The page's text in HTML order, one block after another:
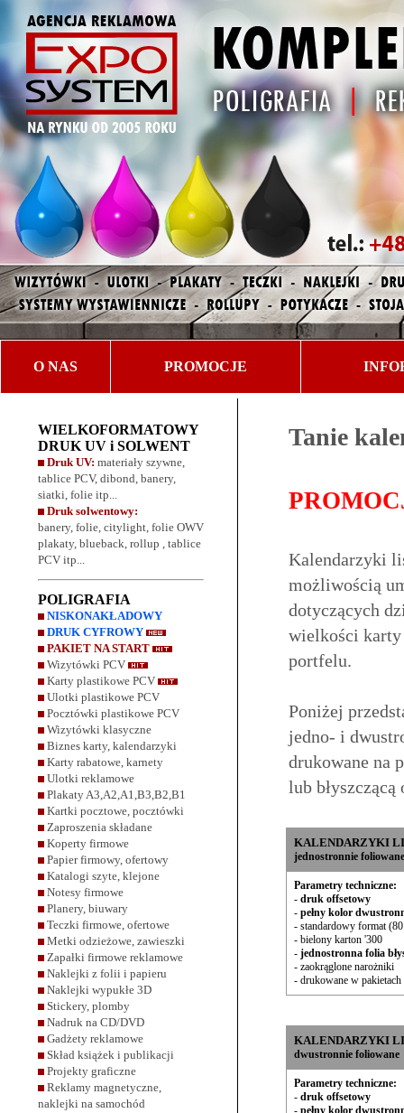
O NAS PROMOCJE
WIELKOFORMATOWY
DRUK UV i SOLWENT
Druk UV: materiały szywne,
tablice PCV, dibond, banery,
siatki, folie itp...
Druk solwentowy:
banery, folie, citylight, folie OWV
plakaty, blueback, rollup , tablice
PCV itp...
POLIGRAFIA
NISKONAKŁADOWY
DRUK CYFROWY
PAKIET NA START
Wizytówki PCV
Karty plastikowe PCV
Ulotki plastikowe PCV
Pocztówki plastikowe PCV
Wizytówki klasyczne
Biznes karty, kalendarzyki
Karty rabatowe, karnety
Ulotki reklamowe
Plakaty A3,A2,A1,B3,B2,B1
Kartki pocztowe, pocztówki
Zaproszenia składane
Koperty firmowe
Papier firmowy, ofertowy
Katalogi szyte, klejone
Notesy firmowe
Planery, biuwary
Teczki firmowe, ofertowe
Metki odzieżowe, zawieszki
Zapałki firmowe reklamowe
Naklejki z folii i papieru
Naklejki wypukłe 3D
Stickery, plomby
Nadruk na CD/DVD
Gadżety reklamowe
Skład książek i publikacji
Projekty graficzne
Reklamy magnetyczne,
naklejki na samochód
Tanie
Kalendarzyki
możliwością
dotyczących
wielkości
portfelu.
Poniżej
jedno- i
drukowane na
lub
KALENDARZYKI
jednostronnie foliowane
Parametry techniczne:
- druk offsetowy
- pełny kolor
- standardowy format
- bielony karton '300
- jednostronna folia
- zaokrąglone narożniki
- drukowane w pakietach
KALENDARZYKI
dwustronnie foliowane
Parametry techniczne:
- druk offsetowy
- pełny kolor